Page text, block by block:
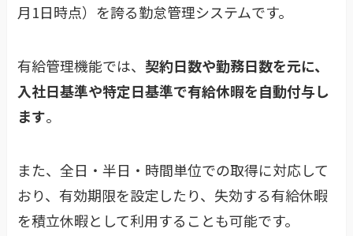
月1日時点）を誇る勤怠管理システムです。
有給管理機能では、 契約日数や勤務日数を元に、
入社日基準や特定日基準で有給休暇を自動付与し
ます。
また、全日・半日・時間単位での取得に対応して
おり、有効期限を設定したり、失効する有給休暇
を積立休暇として利用することも可能です。